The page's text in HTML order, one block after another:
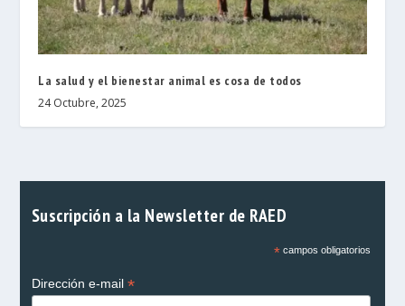
La salud y el bienestar animal es cosa de todos
24 Octubre, 2025
Suscripción a la Newsletter de RAED
*campos obligatorios
Dirección e-mail *